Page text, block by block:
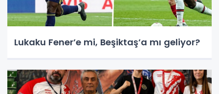
Lukaku Fener’e mi, Beşiktaş’a mı geliyor?